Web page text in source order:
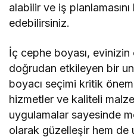
alabilir ve iş planlamasını
edebilirsiniz.
İç cephe boyası,
doğrudan etkileyen bir
boyacı seçimi kritik
hizmetler ve kaliteli
uygulamalar sayesinde
olarak güzelleşir hem de